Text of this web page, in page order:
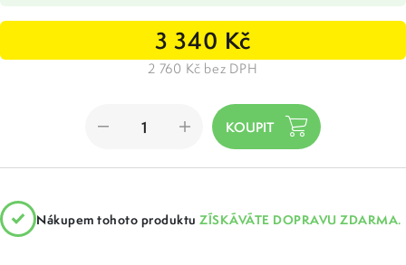
3 340 Kč
2 760 Kč bez DPH
Nákupem tohoto produktu ZÍSKÁVÁTE DOPRAVU ZDARMA.